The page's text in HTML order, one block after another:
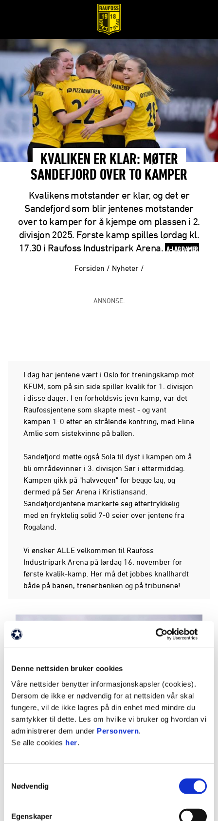
Denne nettsiden bruker cookies
Våre nettsider benytter informasjonskapsler (cookies).
Dersom de ikke er nødvendig for at nettsiden vår skal
fungere, vil de ikke lagres på din enhet med mindre du
samtykker til dette. Les om hvilke vi bruker og hvordan vi
administrerer dem under Personvern.
Se alle cookies her.
Nødvendig
Egenskaper
KVALIKEN ER KLAR: MØTER
SANDEFJORD OVER TO KAMPER
Kvalikens motstander er klar, og det er
Sandefjord som blir jentenes motstander
over to kamper for å kjempe om plassen i 2.
divisjon 2025. Første kamp spilles lørdag kl.
17.30 i Raufoss Industripark Arena. A-LAG DAMER
Forsiden / Nyheter /
ANNONSE:
I dag har jentene vært i Oslo for treningskamp mot
KFUM, som på sin side spiller kvalik for 1. divisjon
i disse dager. I en forholdsvis jevn kamp, var det
Raufossjentene som skapte mest - og vant
kampen 1-0 etter en strålende kontring, med Eline
Amlie som sistekvinne på ballen.
Sandefjord møtte også Sola til dyst i kampen om å
bli områdevinner i 3. divisjon Sør i ettermiddag.
Kampen gikk på "halvvegen" for begge lag, og
dermed på Sør Arena i Kristiansand.
Sandefjordjentene markerte seg ettertrykkelig
med en fryktelig solid 7-0 seier over jentene fra
Rogaland.
Vi ønsker ALLE velkommen til Raufoss
Industripark Arena på lørdag 16. november for
første kvalik-kamp. Her må det jobbes knallhardt
både på banen, trenerbenken og på tribunene!
Sandefjord søndag 24. november kl. 15.00.